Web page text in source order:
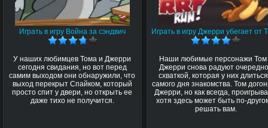
Играть в игру Война за сэндвич
У наших любимцев Тома и Джерри
сегодня свидания, но вот перед
самим выходом они обнаружили, что
выход перекрыт Спайком, который
просто спит у двери, но открыть ее
даже тихо не получится.
Играть в игру Джерри убегает от
Наши любимые персонажи Том
Джерри снова радуют
схваткой, которая у них
самого дня знакомства. Том
Джерри, но как всегда,
хотя здесь может быть по-
решать вам.